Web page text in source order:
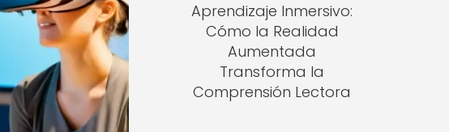
Aprendizaje Inmersivo:
Cómo la Realidad
Aumentada
Transforma la
Comprensión Lectora